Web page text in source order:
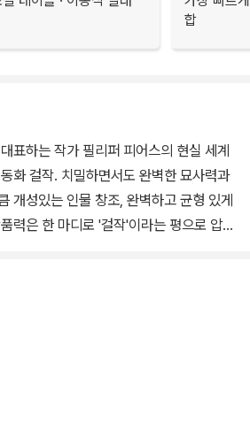
합
표하는 작가 필리퍼 피어스의 현실 세계
화 걸작. 치밀하면서도 완벽한 묘사력과
개성있는 인물 창조, 완벽하고 균형 있게
력은 한 마디로 '걸작'이라는 평으로 압축
외톨이가 된 벤은 형제이자 친구가 될 개
. 하지만 복잡한 대도시 런던에서 개를 키
을 만큼 절대 불가능한 일이다. 할아버지
다는 말을 믿고 기다렸지만, 벤이 받은 것
다!